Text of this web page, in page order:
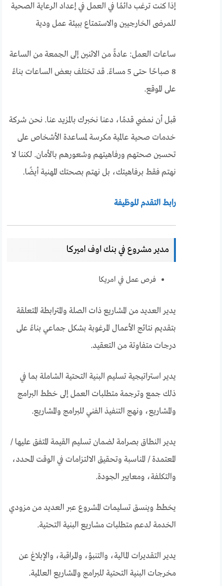
إذا كنت ترغب دائمًا في العمل في إعداد الرعاية الصحية
للمرضى الخارجيين والاستمتاع ببيئة عمل ودية
ساعات العمل: عادةً من الاثنين إلى الجمعة من الساعة
8 صباحًا حتى 5 مساءً. قد تختلف بعض الساعات بناءً
على الموقع.
قبل أن نمضي قدمًا، دعنا نخبرك بالمزيد عنا. نحن شركة
خدمات صحية عالمية مكرسة لمساعدة الأشخاص على
تحسين صحتهم ورفاهيتهم وشعورهم بالأمان. لكننا لا
نهتم فقط برفاهيتك، بل نهتم بصحتك المهنية أيضًا.
رابط التقدم للوظيفة
مدير مشروع في بنك اوف اميركا
فرص عمل في امريكا
يدير العديد من المشاريع ذات الصلة والمترابطة المتعلقة
بتقديم نتائج الأعمال المرغوبة بشكل جماعي بناءً على
درجات متفاوتة من التعقيد.
يدير استراتيجية تسليم البنية التحتية الشاملة بما في
ذلك جمع وترجمة متطلبات العمل إلى خطط البرامج
والمشاريع، ونهج التنفيذ الفني للبرامج والمشاريع.
يدير النطاق بصرامة لضمان تسليم القيمة المتفق عليها /
المعتمدة / المناسبة وتحقيق الالتزامات في الوقت المحدد،
والتكلفة، ومعايير الجودة.
يخطط وينسق تسليمات المشروع عبر العديد من مزودي
الخدمة لدعم متطلبات مشاريع البنية التحتية.
يدير التقديرات المالية، والتنبؤ، والمراقبة، والإبلاغ عن
مخرجات البنية التحتية للبرامج والمشاريع العالمية.